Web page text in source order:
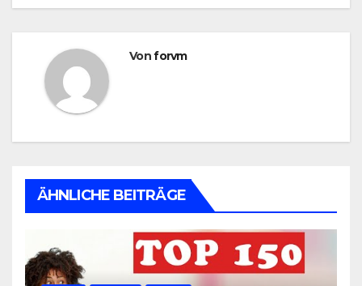
Vonforvm
ÄHNLICHE BEITRÄGE